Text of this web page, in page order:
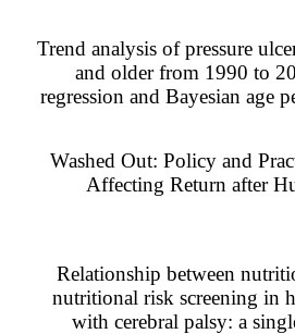
Trend analysis of
and older from
regression and
Washed Out: Policy
Affecting Return
Relationship
nutritional risk
with cerebral